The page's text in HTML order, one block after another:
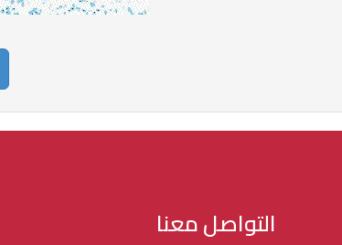
التواصل معنا